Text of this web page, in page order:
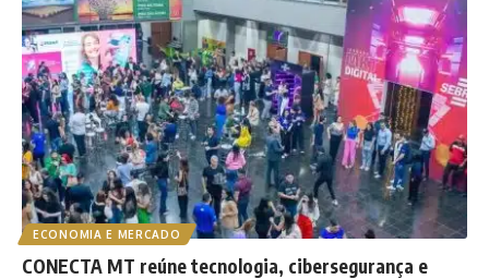
ECONOMIA E MERCADO
CONECTA MT reúne tecnologia, cibersegurança e